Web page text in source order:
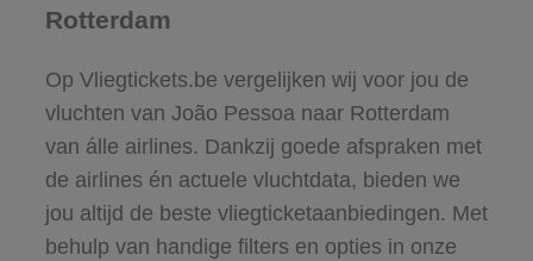
Rotterdam
Op Vliegtickets.be vergelijken wij voor jou de
vluchten van João Pessoa naar Rotterdam
van álle airlines. Dankzij goede afspraken met
de airlines én actuele vluchtdata, bieden we
jou altijd de beste vliegticketaanbiedingen. Met
behulp van handige filters en opties in onze